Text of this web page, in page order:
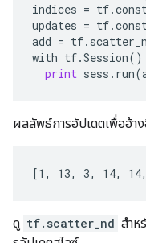
indices = tf.
updates = tf.
add = tf.
with tf.Session()
print sess . run(
ผลลัพธ์การอัปเดตเพื่ออ้า
[1, 13, 3, 14,
ดู tf.scatter_nd สำห